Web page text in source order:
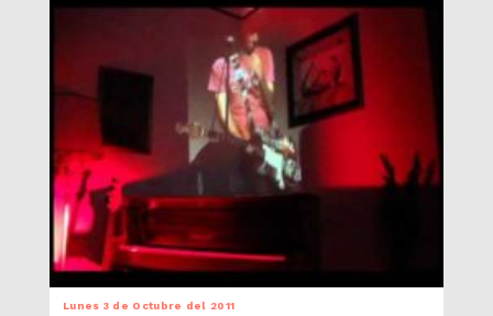
Lunes 3 de Octubre del 2011